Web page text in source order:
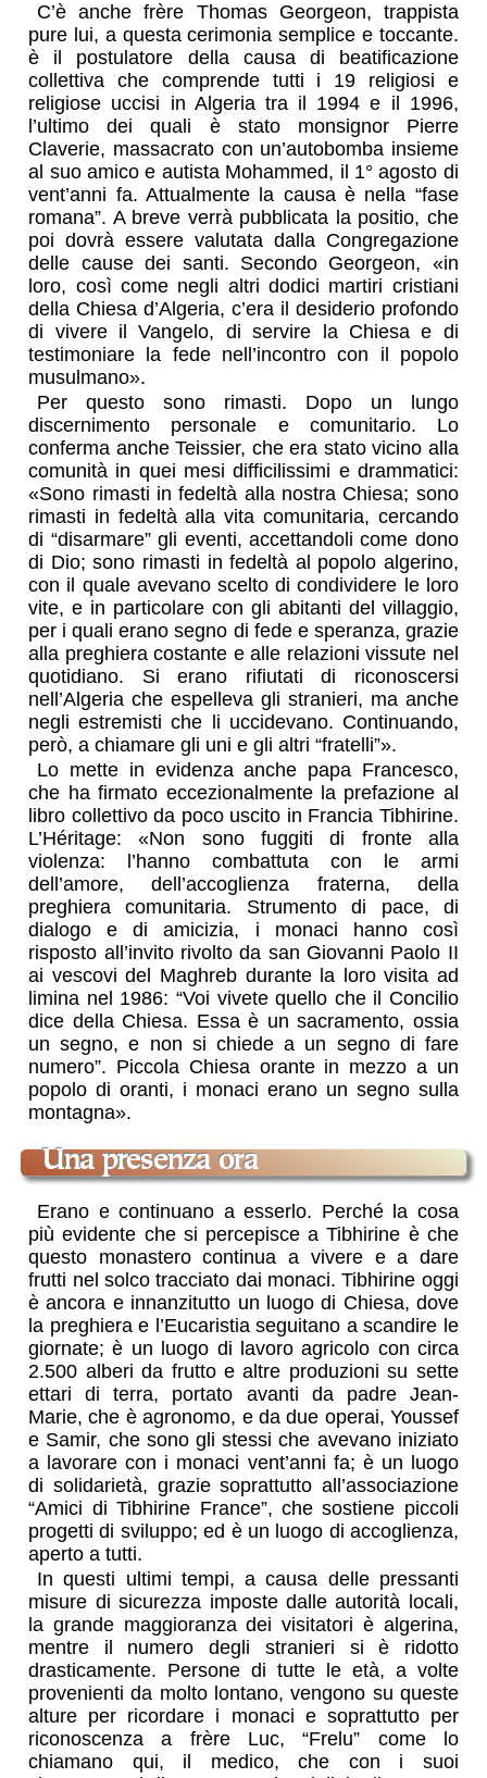
C’è anche frère Thomas Georgeon, trappista
pure lui, a questa cerimonia semplice e toccante.
è il postulatore della causa di beatificazione
collettiva che comprende tutti i 19 religiosi e
religiose uccisi in Algeria tra il 1994 e il 1996,
l’ultimo dei quali è stato monsignor Pierre
Claverie, massacrato con un’autobomba insieme
al suo amico e autista Mohammed, il 1° agosto di
vent’anni fa. Attualmente la causa è nella “fase
romana”. A breve verrà pubblicata la positio, che
poi dovrà essere valutata dalla Congregazione
delle cause dei santi. Secondo Georgeon, «in
loro, così come negli altri dodici martiri cristiani
della Chiesa d’Algeria, c’era il desiderio profondo
di vivere il Vangelo, di servire la Chiesa e di
testimoniare la fede nell’incontro con il popolo
musulmano».
Per questo sono rimasti. Dopo un lungo
discernimento personale e comunitario. Lo
conferma anche Teissier, che era stato vicino alla
comunità in quei mesi difficilissimi e drammatici:
«Sono rimasti in fedeltà alla nostra Chiesa; sono
rimasti in fedeltà alla vita comunitaria, cercando
di “disarmare” gli eventi, accettandoli come dono
di Dio; sono rimasti in fedeltà al popolo algerino,
con il quale avevano scelto di condividere le loro
vite, e in particolare con gli abitanti del villaggio,
per i quali erano segno di fede e speranza, grazie
alla preghiera costante e alle relazioni vissute nel
quotidiano. Si erano rifiutati di riconoscersi
nell’Algeria che espelleva gli stranieri, ma anche
negli estremisti che li uccidevano. Continuando,
però, a chiamare gli uni e gli altri “fratelli”».
Lo mette in evidenza anche papa Francesco,
che ha firmato eccezionalmente la prefazione al
libro collettivo da poco uscito in Francia Tibhirine.
L’Héritage: «Non sono fuggiti di fronte alla
violenza: l’hanno combattuta con le armi
dell’amore, dell’accoglienza fraterna, della
preghiera comunitaria. Strumento di pace, di
dialogo e di amicizia, i monaci hanno così
risposto all’invito rivolto da san Giovanni Paolo II
ai vescovi del Maghreb durante la loro visita ad
limina nel 1986: “Voi vivete quello che il Concilio
dice della Chiesa. Essa è un sacramento, ossia
un segno, e non si chiede a un segno di fare
numero”. Piccola Chiesa orante in mezzo a un
popolo di oranti, i monaci erano un segno sulla
montagna».
una presenza ora
Erano e continuano a esserlo. Perché la cosa
più evidente che si percepisce a Tibhirine è che
questo monastero continua a vivere e a dare
frutti nel solco tracciato dai monaci. Tibhirine oggi
è ancora e innanzitutto un luogo di Chiesa, dove
la preghiera e l’Eucaristia seguitano a scandire le
giornate; è un luogo di lavoro agricolo con circa
2.500 alberi da frutto e altre produzioni su sette
ettari di terra, portato avanti da padre Jean-
Marie, che è agronomo, e da due operai, Youssef
e Samir, che sono gli stessi che avevano iniziato
a lavorare con i monaci vent’anni fa; è un luogo
di solidarietà, grazie soprattutto all’associazione
“Amici di Tibhirine France”, che sostiene piccoli
progetti di sviluppo; ed è un luogo di accoglienza,
aperto a tutti.
In questi ultimi tempi, a causa delle pressanti
misure di sicurezza imposte dalle autorità locali,
la grande maggioranza dei visitatori è algerina,
mentre il numero degli stranieri si è ridotto
drasticamente. Persone di tutte le età, a volte
provenienti da molto lontano, vengono su queste
alture per ricordare i monaci e soprattutto per
riconoscenza a frère Luc, “Frelu” come lo
chiamano qui, il medico, che con i suoi